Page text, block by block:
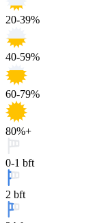
20-39%
40-59%
60-79%
80%+
0-1 bft
2 bft